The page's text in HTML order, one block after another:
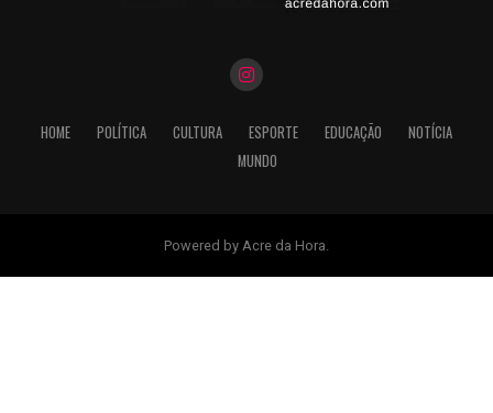
HOME POLÍTICA CULTURA ESPORTE EDUCAÇÃO
NOTÍCIA
MUNDO
Powered by Acre da Hora.